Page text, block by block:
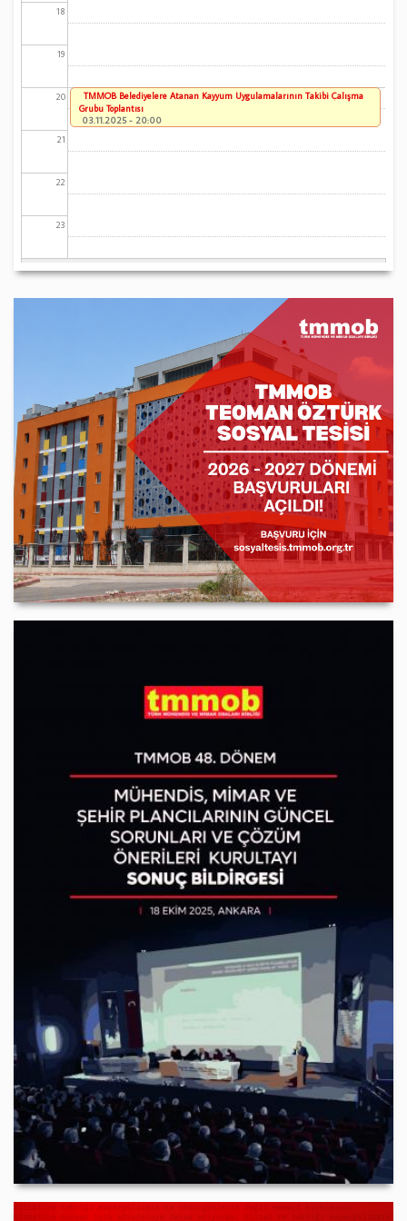
18
19
20
21
22
23
TMMOB Belediyelere Atanan Kayyum Uygulamalarının Takibi Çalışma
Grubu Toplantısı
03.11.2025 - 20:00